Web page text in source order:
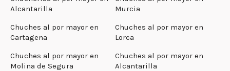
Alcantarilla
Murcia
Chuches al por mayor en
Cartagena
Chuches al por mayor en
Lorca
Chuches al por mayor en
Molina de Segura
Chuches al por mayor en
Alcantarilla